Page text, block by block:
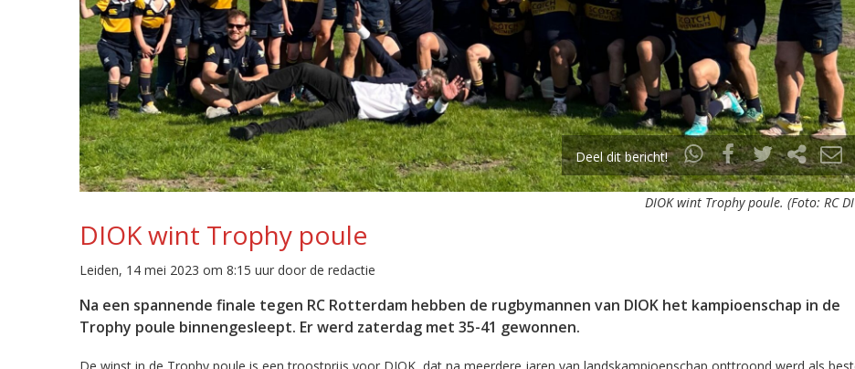
Deel dit bericht!
DIOK wint Trophy poule. (Foto: RC
DIOK wint Trophy poule
Leiden, 14 mei 2023 om 8:15 uur door de redactie
Na een spannende finale tegen RC Rotterdam hebben de rugbymannen van DIOK het kampioenschap in de
Trophy poule binnengesleept. Er werd zaterdag met 35-41 gewonnen.